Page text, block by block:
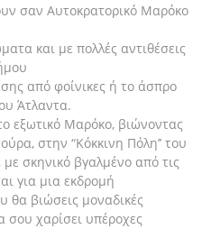
σαν Αυτοκρατορικό Μαρόκο
και με πολλές αντιθέσεις
από φοίνικες ή το άσπρο
Άτλαντα.
εξωτικό Μαρόκο, βιώνοντας
στην “Κόκκινη Πόλη’’ του
σκηνικό βγαλμένο από τις
για μια εκδρομή
θα βιώσεις μοναδικές
σου χαρίσει υπέροχες